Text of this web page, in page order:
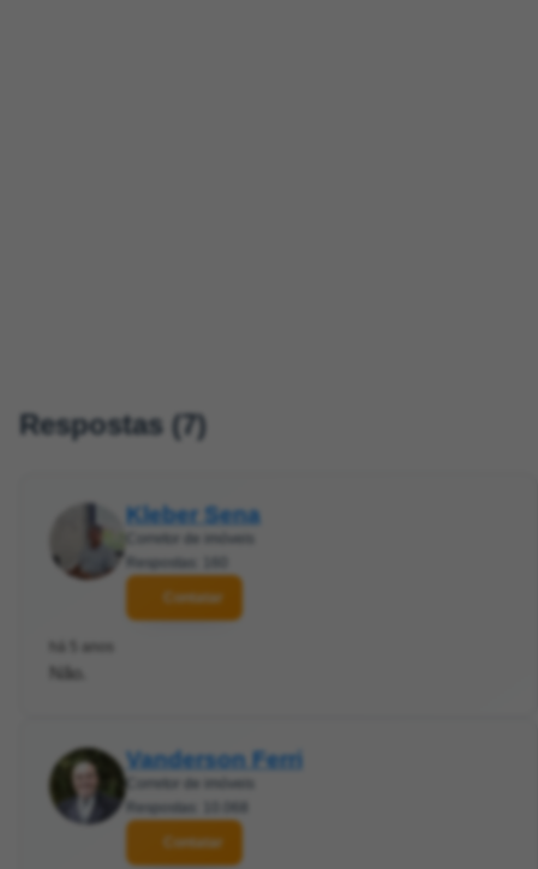
Respostas (7)
Kleber Sena
Corretor de imóveis
Respostas: 160
Contatar
há 5 anos
Não.
Vanderson Ferri
Corretor de imóveis
Respostas: 10.068
Contatar